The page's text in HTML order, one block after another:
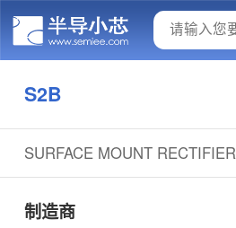
S2B
SURFACE MOUNT RECTIFIER
制造商